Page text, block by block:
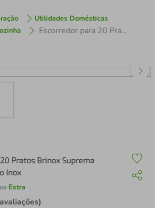
Utilidades Domésticas
Escorredor para 20 Pratos Brinox Suprema 2099/120 em Aço Inox
Pratos Brinox Suprema
Inox
Extra